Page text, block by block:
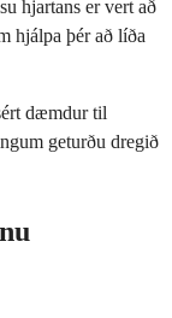
hjartans er vert að
hjálpa þér að líða
dæmdur til
geturðu dregið